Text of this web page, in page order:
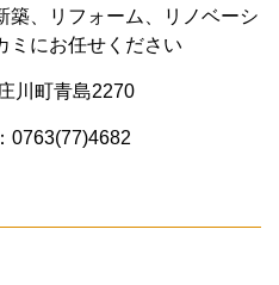
築、リフォーム、リノベーシ
ミにお任せください
川町青島2270
0763(77)4682